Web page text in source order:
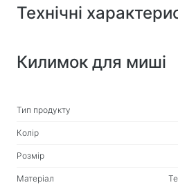
Веб-камери
Рюкзаки, сумки, тримачі,
Валізи на колесах
Сумки-органайзери
Технічні
Килимок для миші
Тип продукту
Колір
Розмір
Матеріал